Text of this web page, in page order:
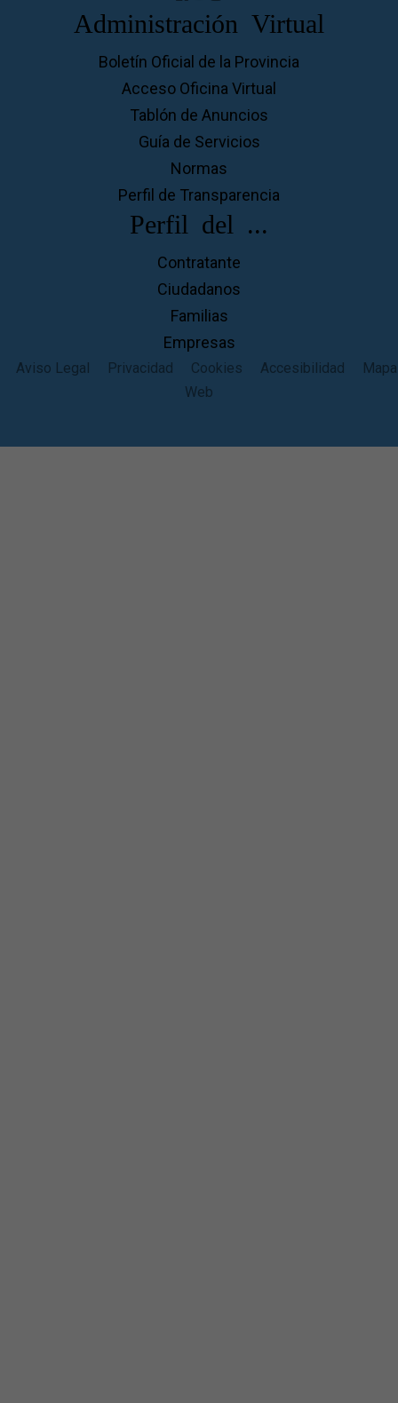
Administración Virtual
Boletín Oficial de la Provincia
Acceso Oficina Virtual
Tablón de Anuncios
Guía de Servicios
Normas
Perfil de Transparencia
Perfil del ...
Contratante
Ciudadanos
Familias
Empresas
Aviso Legal Privacidad Cookies Accesibilidad
Mapa
Web